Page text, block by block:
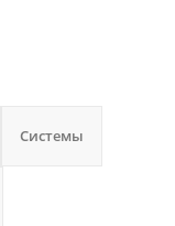
Системы